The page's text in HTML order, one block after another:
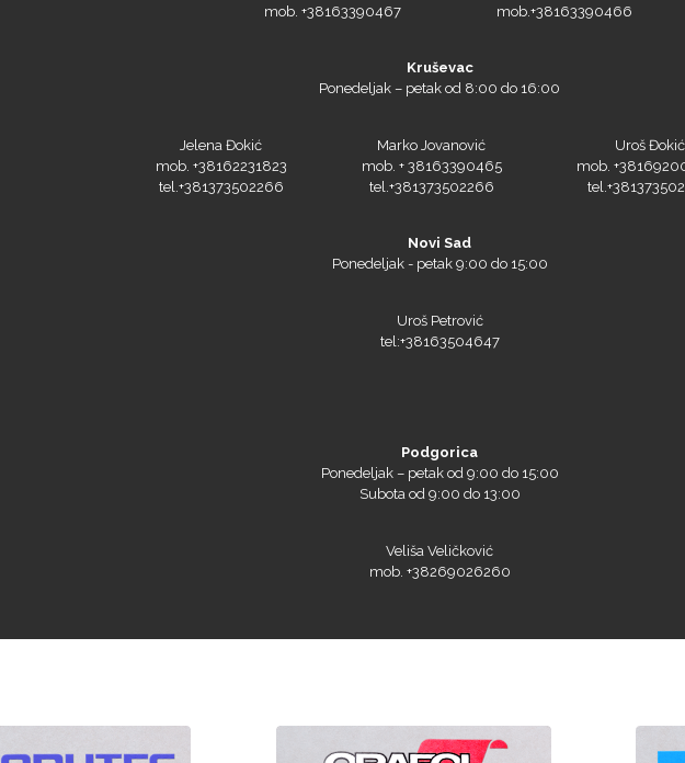
mob. +38163390467
mob.+38163390466
Kruševac
Ponedeljak – petak od 8:00 do 16:00
Jelena Đokić
mob. +38162231823
tel.+381373502266
Marko Jovanović
mob. + 38163390465
tel.+381373502266
Uroš Đokić
mob.
Novi Sad
Ponedeljak - petak 9:00 do 15:00
Uroš Petrović
tel:+38163504647
Podgorica
Ponedeljak – petak od 9:00 do 15:00
Subota od 9:00 do 13:00
Veliša Veličković
mob. +38269026260